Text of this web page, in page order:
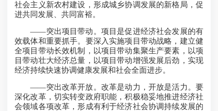
社会主义新农村建设，形成城乡协调发展的新格局，促
进共同发展、共同富裕。
——突出项目带动。项目是促进经济社会发展的有
效载体和重要抓手。要深入实施项目带动战略，建立健
全项目带动长效机制，以项目带动集聚生产要素，以项
目带动壮大经济总量，以项目带动增强发展后劲，实现
经济持续快速协调健康发展和社会全面进步。
——突出改革开放。改革是动力，开放是活力。要
深化改革，切实转变政府职能，积极稳妥地推进经济社
会领域各项改革，形成有利于经济社会协调持续发展的